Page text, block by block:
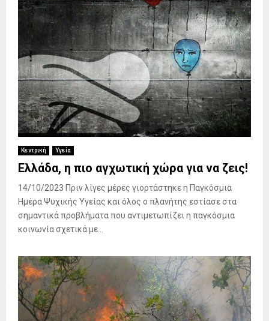
Κεντρική Υγεία
Ελλάδα, η πιο αγχωτική χώρα για να ζεις!
14/10/2023 Πριν λίγες μέρες γιορτάστηκε η Παγκόσμια
Ημέρα Ψυχικής Υγείας και όλος ο πλανήτης εστίασε στα
σημαντικά προβλήματα που αντιμετωπίζει η παγκόσμια
κοινωνία σχετικά με...